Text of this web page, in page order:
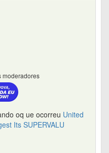
oq ue ocorreu United
Its SUPERVALU